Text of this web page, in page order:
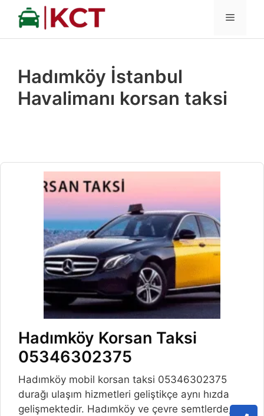
İçeriğe
MENÜ
Hadımköy İstanbul
Havalimanı korsan taksi
Hadımköy Korsan Taksi
05346302375
Hadımköy mobil korsan taksi 05346302375
durağı ulaşım hizmetleri geliştikçe aynı hızda
gelişmektedir. Hadımköy ve çevre semtlerde,